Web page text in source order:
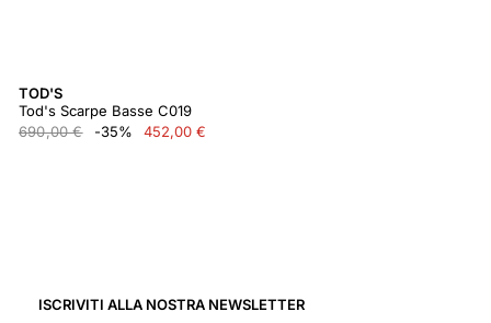
TOD'S
Tod's Scarpe Basse C019
690,00 €
-35% 452,00 €
ISCRIVITI ALLA NOSTRA NEWSLETTER